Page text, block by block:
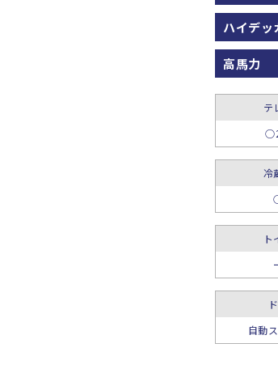
ハイデッ
高馬力
テ
冷
ト
自動